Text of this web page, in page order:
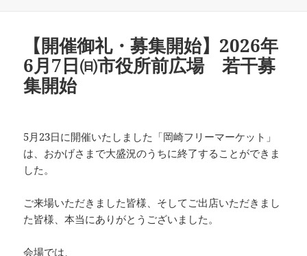
【開催御礼・募集開始】2026年
6月7日㈰市役所前広場 若干募
集開始
5月23日に開催いたしました「岡崎フリーマーケット」
は、おかげさまで大盛況のうちに終了することができま
した。
ご来場いただきました皆様、そしてご出店いただきまし
た皆様、本当にありがとうございました。
会場では、